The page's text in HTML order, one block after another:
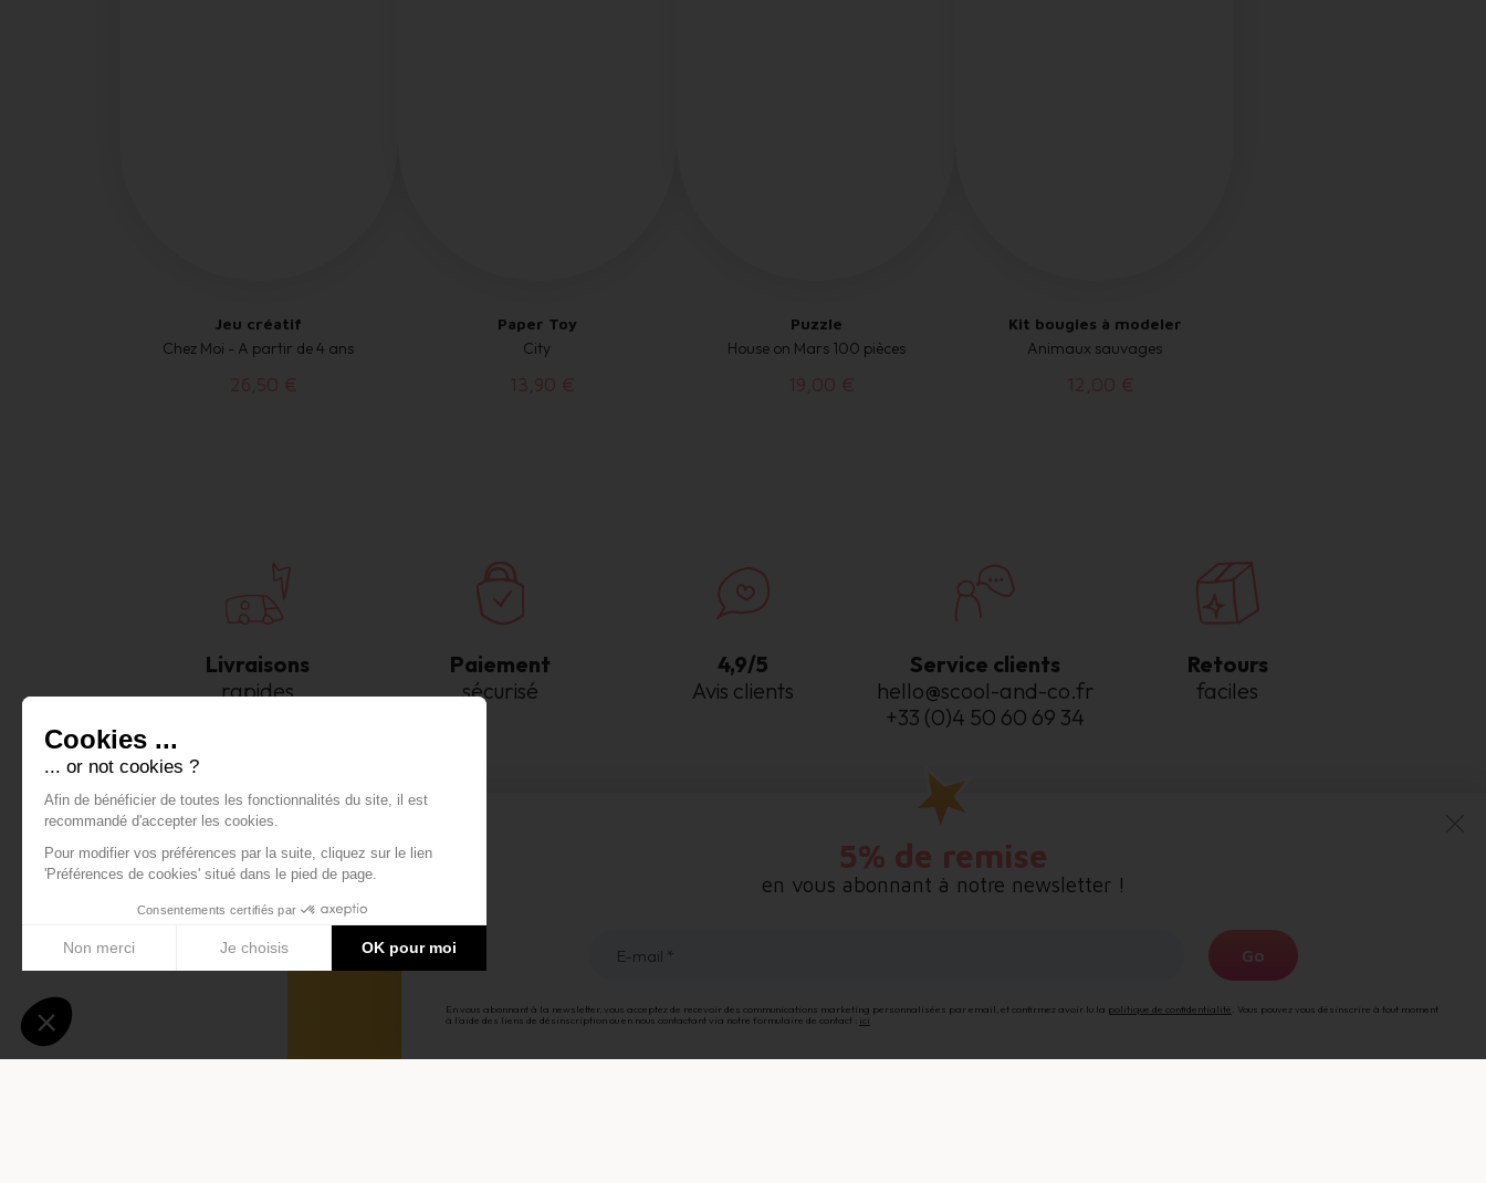
Jeu créatif
Chez Moi - A partir de 4 ans
26,50 €
Paper Toy
City
13,90 €
Puzzle
House on Mars 100 pièces
19,00 €
Kit bougies à modeler
Animaux sauvages
12,00 €
Livraisons
rapides
Paiement
sécurisé
4,9/5
Avis clients
Service clients
hello@scool-and-co.fr
+33 (0)4 50 60 69 34
Retours
faciles
5% de remise
en vous abonnant à notre newsletter !
E-mail * Go
En vous abonnant à la newsletter, vous acceptez de recevoir des communications marketing personnalisées par email, et confirmez avoir lu la politique de confidentialité . Vous pouvez vous désinscrire à tout moment
à l’aide des liens de désinscription ou en nous contactant via notre formulaire de contact :
ici
5% de remise sur votre